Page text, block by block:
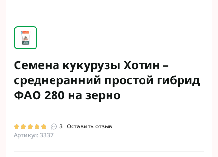
Семена кукурузы Хотин –
среднеранний простой гибрид
ФАО 280 на зерно
3 Оставить отзыв
Артикул: 3337